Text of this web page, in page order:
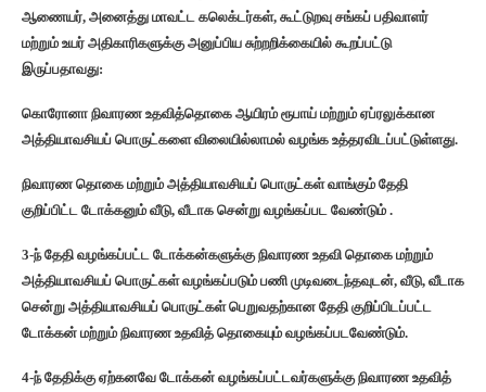
ஆணையர், அனைத்து மாவட்ட கலெக்டர்கள், கூட்டுறவு சங்கப் பதிவாளர்
மற்றும் உயர் அதிகாரிகளுக்கு அனுப்பிய சுற்றறிக்கையில் கூறப்பட்டு
இருப்பதாவது:
கொரோனா நிவாரண உதவித்தொகை ஆயிரம் ரூபாய் மற்றும் ஏப்ரலுக்கான
அத்தியாவசியப் பொருட்களை விலையில்லாமல் வழங்க உத்தரவிடப்பட்டுள்ளது.
நிவாரண தொகை மற்றும் அத்தியாவசியப் பொருட்கள் வாங்கும் தேதி
குறிப்பிட்ட டோக்கனும் வீடு, வீடாக சென்று வழங்கப்பட வேண்டும் .
3-ந் தேதி வழங்கப்பட்ட டோக்கன்களுக்கு நிவாரண உதவி தொகை மற்றும்
அத்தியாவசியப் பொருட்கள் வழங்கப்படும் பணி முடிவடைந்தவுடன், வீடு, வீடாக
சென்று அத்தியாவசியப் பொருட்கள் பெறுவதற்கான தேதி குறிப்பிடப்பட்ட
டோக்கன் மற்றும் நிவாரண உதவித் தொகையும் வழங்கப்படவேண்டும்.
4-ந் தேதிக்கு ஏற்கனவே டோக்கன் வழங்கப்பட்டவர்களுக்கு நிவாரண உதவித்